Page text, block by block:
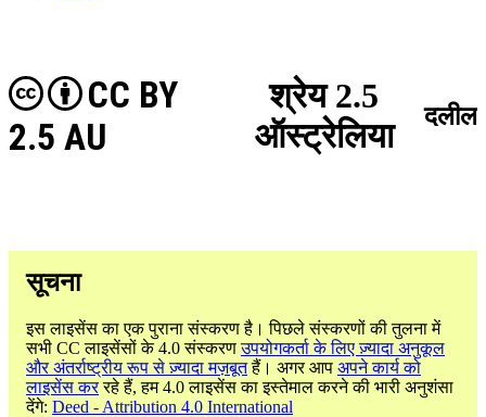
श्रेय 2.5
ऑस्ट्रेलिया
CC BY
2.5 AU
दलील
सूचना
इस लाइसेंस का एक पुराना संस्करण है। पिछले संस्करणों की तुलना में
सभी CC लाइसेंसों के 4.0 संस्करणउपयोगकर्ता के लिए ज़्यादा अनुकूल
और अंतर्राष्ट्रीय रूप से ज़्यादा मज़बूतहैं। अगर आप अपने कार्य को
लाइसेंस कररहे हैं, हम 4.0 लाइसेंस का इस्तेमाल करने की भारी अनुशंसा
देंगे: Deed - Attribution 4.0 International